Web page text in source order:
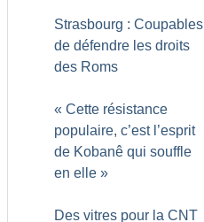
Strasbourg : Coupables
de défendre les droits
des Roms
« Cette résistance
populaire, c’est l’esprit
de Kobanê qui souffle
en elle »
Des vitres pour la CNT